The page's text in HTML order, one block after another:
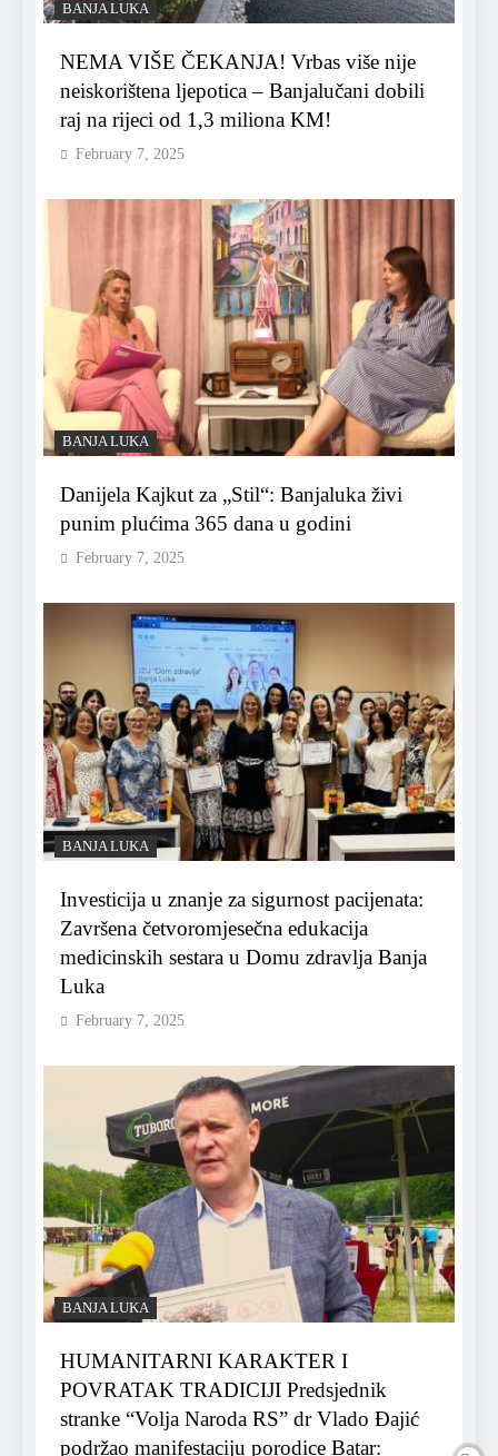
BANJA LUKA
NEMA VIŠE ČEKANJA! Vrbas više nije
neiskorištena ljepotica – Banjalučani dobili
raj na rijeci od 1,3 miliona KM!
February 7, 2025
BANJA LUKA
Danijela Kajkut za „Stil“: Banjaluka živi
punim plućima 365 dana u godini
February 7, 2025
BANJA LUKA
Investicija u znanje za sigurnost pacijenata:
Završena četvoromjesečna edukacija
medicinskih sestara u Domu zdravlja Banja
Luka
February 7, 2025
BANJA LUKA
HUMANITARNI KARAKTER I
POVRATAK TRADICIJI Predsjednik
stranke “Volja Naroda RS” dr Vlado Đajić
podržao manifestaciju porodice Batar: